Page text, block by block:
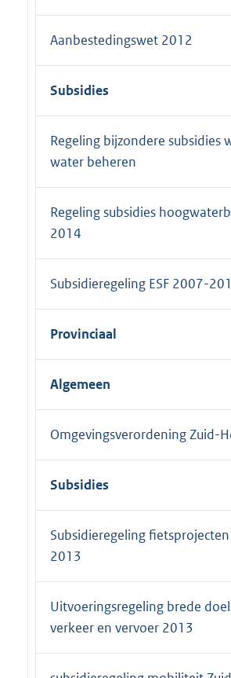
Aanbestedingswet 2012
Subsidies
Regeling bijzondere subsidies
water beheren
Regeling subsidies
2014
Subsidieregeling ESF 2007-
Provinciaal
Algemeen
Omgevingsverordening Zuid-
Subsidies
Subsidieregeling
2013
Uitvoeringsregeling brede
verkeer en vervoer 2013